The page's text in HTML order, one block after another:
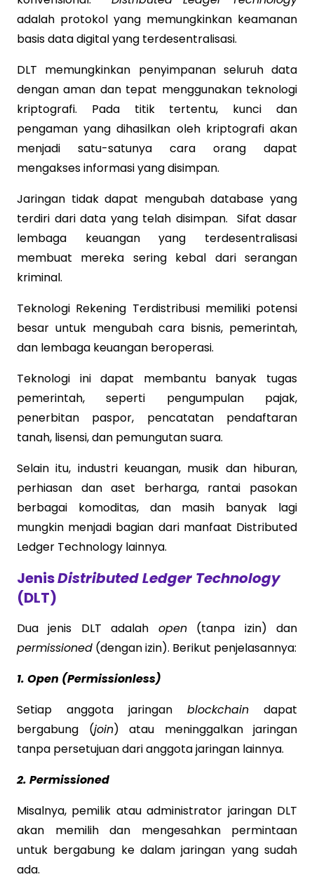
adalah protokol yang memungkinkan keamanan
basis data digital yang terdesentralisasi.
DLT memungkinkan penyimpanan seluruh data
dengan aman dan tepat menggunakan teknologi
kriptografi. Pada titik tertentu, kunci dan
pengaman yang dihasilkan oleh kriptografi akan
menjadi satu-satunya cara orang dapat
mengakses informasi yang disimpan.
Jaringan tidak dapat mengubah database yang
terdiri dari data yang telah disimpan. Sifat dasar
lembaga keuangan yang terdesentralisasi
membuat mereka sering kebal dari serangan
kriminal.
Teknologi Rekening Terdistribusi memiliki potensi
besar untuk mengubah cara bisnis, pemerintah,
dan lembaga keuangan beroperasi.
Teknologi ini dapat membantu banyak tugas
pemerintah, seperti pengumpulan pajak,
penerbitan paspor, pencatatan pendaftaran
tanah, lisensi, dan pemungutan suara.
Selain itu, industri keuangan, musik dan hiburan,
perhiasan dan aset berharga, rantai pasokan
berbagai komoditas, dan masih banyak lagi
mungkin menjadi bagian dari manfaat Distributed
Ledger Technology lainnya.
JenisDistributed Ledger Technology
(DLT)
Dua jenis DLT adalah open(tanpa izin) dan
permissioned (dengan izin). Berikut penjelasannya:
1. Open (Permissionless)
Setiap anggota jaringan blockchain dapat
bergabung (join) atau meninggalkan jaringan
tanpa persetujuan dari anggota jaringan lainnya.
2. Permissioned
Misalnya, pemilik atau administrator jaringan DLT
akan memilih dan mengesahkan permintaan
untuk bergabung ke dalam jaringan yang sudah
ada.